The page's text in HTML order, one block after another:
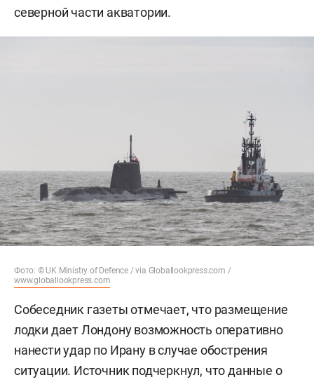
северной части акватории.
Фото: © UK Ministry of Defence / via Globallookpress.com /
www.globallookpress.com
Собеседник газеты отмечает, что размещение
лодки дает Лондону возможность оперативно
нанести удар по Ирану в случае обострения
ситуации. Источник подчеркнул, что данные о